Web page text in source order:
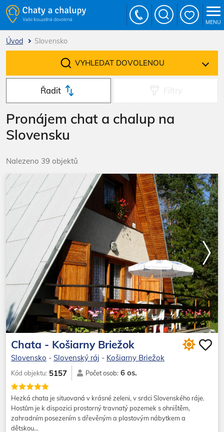
Úvod Slovensko
Řadit
Pronájem chat a chalup na
Slovensku
Nalezeno 39 objektů
Chata - Košiarny Briežok
Slovensko - Slovenský ráj - Košiarny Briežok
Kód objektu: 5157 Počet osob: 6 os.
Hezká chata je situovaná v krásné zeleni, v srdci Slovenského ráje.
Hostům je k dispozici prostorný travnatý pozemek s ohništěm,
zahradním posezením s dřevěným a plastovým nábytkem a
dětskou…
VYHLEDAT DOVOLENOU
MENU